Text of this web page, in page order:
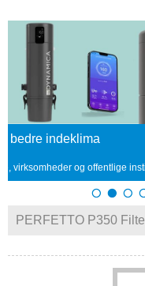
offentlige institutioner
PERFETTO P350